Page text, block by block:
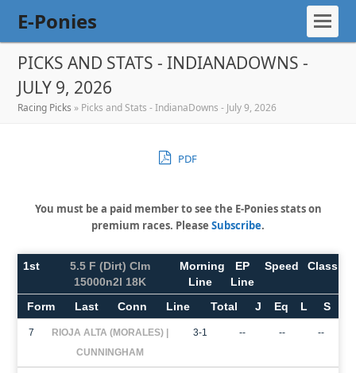
E-Ponies
PICKS AND STATS - INDIANADOWNS -
JULY 9, 2026
Racing Picks » Picks and Stats - IndianaDowns - July 9, 2026
PDF
You must be a paid member to see the E-Ponies stats on
premium races. Please Subscribe.
1st
5.5 F (Dirt) Clm
15000n2l 18K
Morning
Line
EP
Line
Speed Class
Form Last Conn Line Total J Eq L S
7
RIOJA ALTA (MORALES) |
CUNNINGHAM
3-1 -- -- --